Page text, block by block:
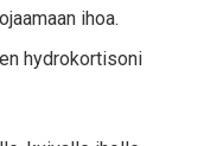
ihoa.
hydrokortisoni